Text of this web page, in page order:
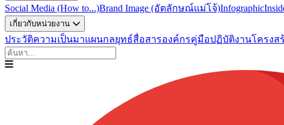
Social Media (How to...)Brand Image (อัตลักษณ์แม่โจ้)Infographic
เกี่ยวกับหน่วยงาน
ประวัติความเป็นมาแผนกลยุทธ์สื่อสารองค์กรคู่มือปฏิบัติงานโครงส